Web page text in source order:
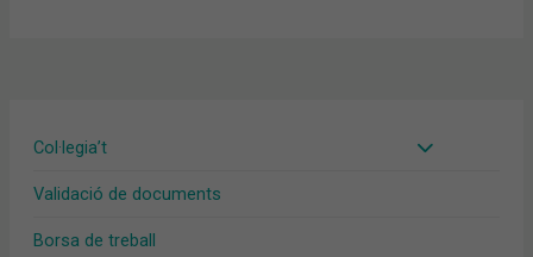
Col·legia’t
Validació de documents
Borsa de treball